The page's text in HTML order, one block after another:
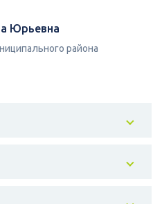
Юрьевна
района